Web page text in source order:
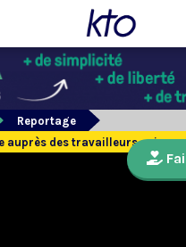
Reportage
auprès des travailleurs